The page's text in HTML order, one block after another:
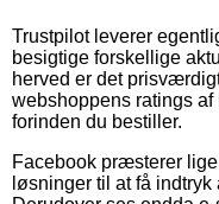
Trustpilot leverer
besigtige forskellige
herved er det
webshoppens ratings
forinden du bestiller.
Facebook præsterer
løsninger til at få